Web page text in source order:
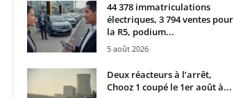
44 378 immatriculations
électriques, 3 794 ventes pour
la R5, podium...
5 août 2026
Deux réacteurs à l’arrêt,
Chooz 1 coupé le 1er août à...